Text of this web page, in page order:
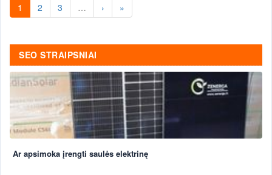
1 2 3 … › »
SEO STRAIPSNIAI
Ar apsimoka įrengti saulės elektrinę